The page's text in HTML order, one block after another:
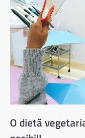
O dietă